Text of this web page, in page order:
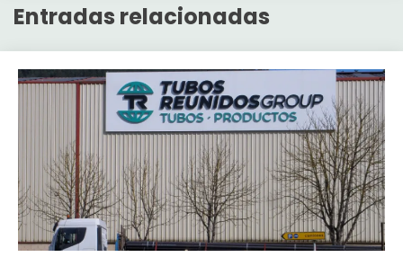
Entradas relacionadas